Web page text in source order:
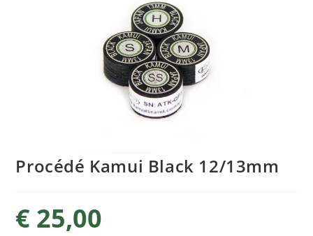
Procédé Kamui Black 12/13mm
€ 25,00